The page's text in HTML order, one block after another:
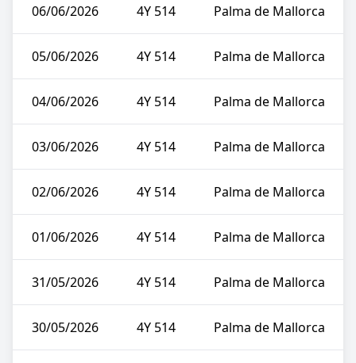
06/06/2026 4Y 514 Palma de Mallorca
05/06/2026 4Y 514 Palma de Mallorca
04/06/2026 4Y 514 Palma de Mallorca
03/06/2026 4Y 514 Palma de Mallorca
02/06/2026 4Y 514 Palma de Mallorca
01/06/2026 4Y 514 Palma de Mallorca
31/05/2026 4Y 514 Palma de Mallorca
30/05/2026 4Y 514 Palma de Mallorca